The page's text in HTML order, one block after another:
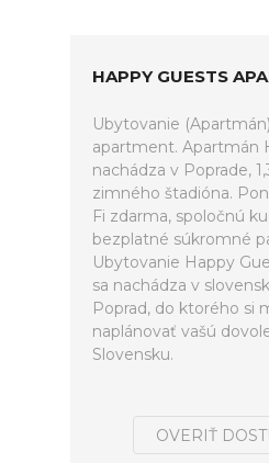
HAPPY GUESTS
Ubytovanie
apartment. Apartmán
nachádza v Poprade,
zimného štadióna.
Fi zdarma, spoločnú
bezplatné súkromné
Ubytovanie Happy
sa nachádza v
Poprad, do ktorého si
naplánovať vašú
Slovensku.
OVERIŤ